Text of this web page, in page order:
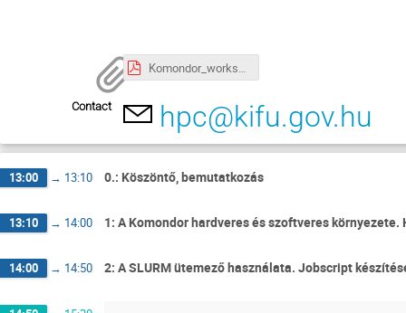
Komondor_workshop_csatlakozasi_segedlet_3.pdf
Contact hpc@kifu.gov.hu
13:00 → 13:10 0.: Köszöntő, bemutatkozás
13:10 → 14:00 1: A Komondor hardveres és szoftveres
14:00 → 14:50 2: A SLURM ütemező használata. Jobscript